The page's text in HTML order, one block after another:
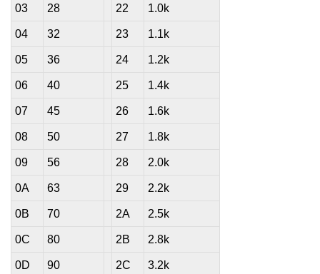
03 28 22 1.0k
04 32 23 1.1k
05 36 24 1.2k
06 40 25 1.4k
07 45 26 1.6k
08 50 27 1.8k
09 56 28 2.0k
0A 63 29 2.2k
0B 70 2A 2.5k
0C 80 2B 2.8k
0D 90 2C 3.2k